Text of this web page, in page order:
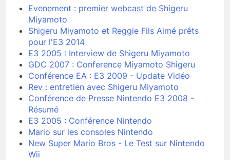
Evenement : premier webcast de Shigeru
Miyamoto
Shigeru Miyamoto et Reggie Fils Aimé prêts
pour l'E3 2014
E3 2005 : Interview de Shigeru Miyamoto
GDC 2007 : Conference Miyamoto Shigeru
Conférence EA : E3 2009 - Update Vidéo
Rev : entretien avec Shigeru Miyamoto
Conférence de Presse Nintendo E3 2008 -
Résumé
E3 2005 : Conférence Nintendo
Mario sur les consoles Nintendo
New Super Mario Bros - Le Test sur Nintendo
Wii